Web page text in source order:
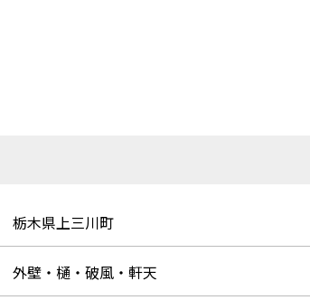
栃木県上三川町
外壁・樋・破風・軒天